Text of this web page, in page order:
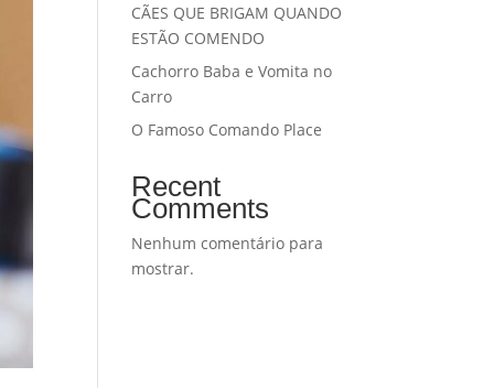
CÃES QUE BRIGAM QUANDO
ESTÃO COMENDO
Cachorro Baba e Vomita no
Carro
O Famoso Comando Place
Recent
Comments
Nenhum comentário para
mostrar.